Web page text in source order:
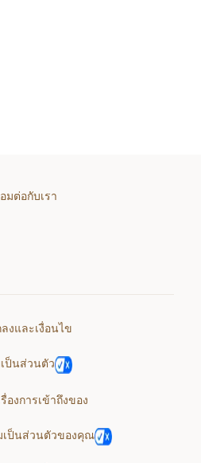
มต่อกับเรา
งและเงื่อนไข
ป็นส่วนตัว
องการเข้าถึงของ
เป็นส่วนตัวของคุณ